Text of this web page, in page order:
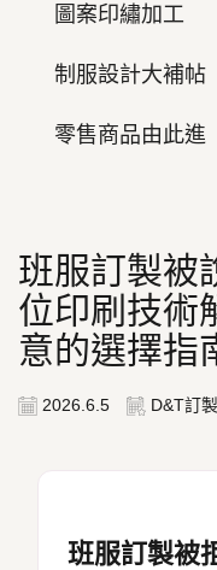
圖案印繡加工
制服設計大補帖
零售商品由此進
班服訂製被
位印刷技術
意的選擇指
2026.6.5 D&T訂
班服訂製被